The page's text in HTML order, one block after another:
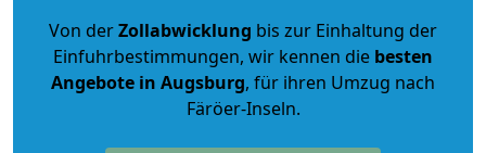
Von derZollabwicklung bis zur Einhaltung der
Einfuhrbestimmungen, wir kennen die besten
Angebote in Augsburg, für ihren Umzug nach
Färöer-Inseln.